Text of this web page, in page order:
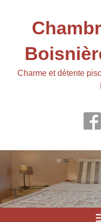
Charme et détente